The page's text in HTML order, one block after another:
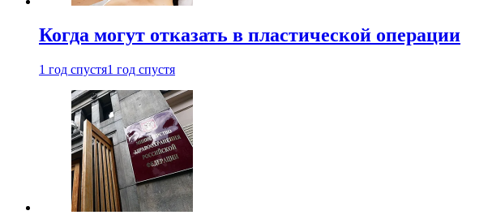
Когда могут отказать в пластической операции
1 год спустя1 год спустя